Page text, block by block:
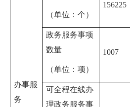
办事服
务
（单位：个）
156225
政务服务事项
数量
（单位：项）
1007
可全程在线办
理政务服务事